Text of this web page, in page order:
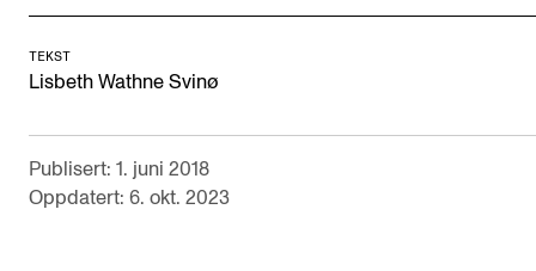
TEKST
Lisbeth Wathne Svinø
Publisert: 1. juni 2018
Oppdatert: 6. okt. 2023